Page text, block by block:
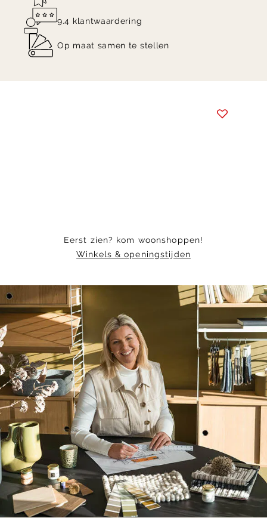
9.4 klantwaardering
Op maat samen te stellen
Eerst zien? kom woonshoppen!
Winkels & openingstijden